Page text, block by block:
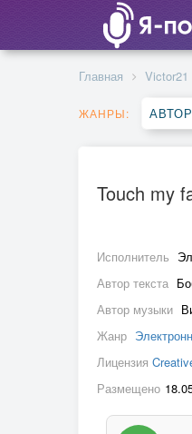
Главная Victor21
ЖАНРЫ:
Touch my
Исполнитель
Автор текста
Автор музыки
Жанр
Лицензия
Размещено